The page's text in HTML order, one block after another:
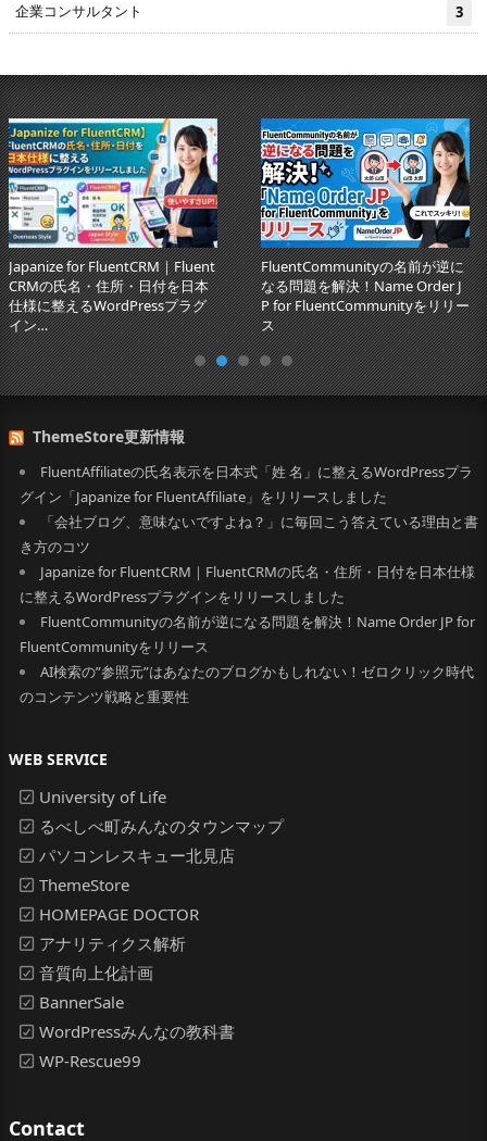
企業コンサルタント 3
AI検索の”参照元”はあなたのブロ
グかもしれない！ゼロクリック
時代のコンテンツ戦…
生成AI時代のSEO新基準「GEO」
とは？自社ブランドをAIに推薦
させるGEO対策の具体策
ThemeStore更新情報
FluentAffiliateの氏名表示を日本式「姓 名」に整えるWordPressプラ
グイン「Japanize for FluentAffiliate」をリリースしました
「会社ブログ、意味ないですよね？」に毎回こう答えている理由と書
き方のコツ
Japanize for FluentCRM｜FluentCRMの氏名・住所・日付を日本仕様
に整えるWordPressプラグインをリリースしました
FluentCommunityの名前が逆になる問題を解決！Name Order JP for
FluentCommunityをリリース
AI検索の”参照元”はあなたのブログかもしれない！ゼロクリック時代
のコンテンツ戦略と重要性
WEB SERVICE
University of Life
るべしべ町みんなのタウンマップ
パソコンレスキュー北見店
ThemeStore
HOMEPAGE DOCTOR
アナリティクス解析
音質向上化計画
BannerSale
WordPressみんなの教科書
WP-Rescue99
Contact